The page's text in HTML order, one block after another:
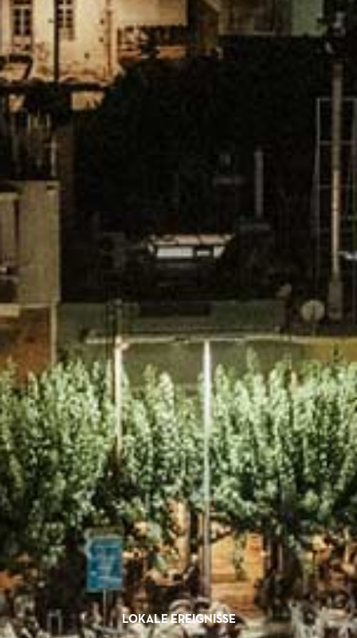
LOKALE EREIGNISSE